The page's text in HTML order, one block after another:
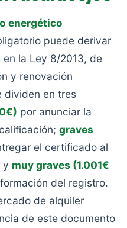
energético
puede derivar
la Ley 8/2013, de
y renovación
dividen en tres
por anunciar la
graves
el certificado al
y muy graves (1.001€
del registro.
de alquiler
de este documento